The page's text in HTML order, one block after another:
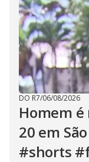
DO R7/06/08/2026
Homem
20 em
#shorts